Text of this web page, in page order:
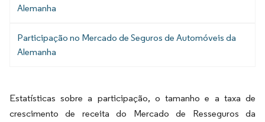
Alemanha
Participação no Mercado de Seguros de Automóveis da
Alemanha
Estatísticas sobre a participação, o tamanho e a taxa de
crescimento de receita do Mercado de Resseguros da